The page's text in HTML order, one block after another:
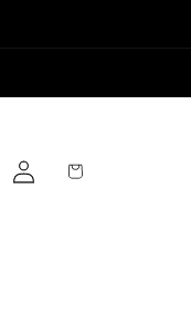
Zaloguj
się
Koszyk